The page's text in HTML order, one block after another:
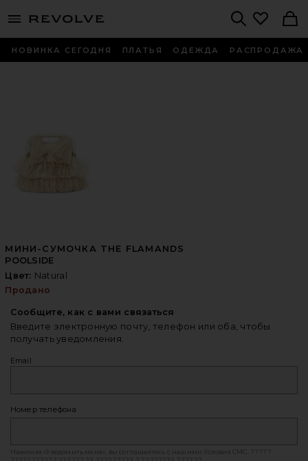
menu - shows more content
НОВИНКА СЕГОДНЯ ПЛАТЬЯ ОДЕЖДА РАСПРОДАЖА
МИНИ-СУМОЧКА THE FLAMANDS
POOLSIDE
Цвет: Natural
Продано
Сообщите, как с вами связаться
Введите электронную почту, телефон или оба, чтобы
получать уведомления.
Email
Номер телефона
Нажимая «Уведомить меня», вы соглашаетесь с нашими Условия СМС